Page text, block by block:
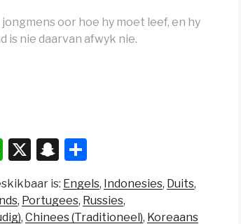
jongmens oor hoe hy moet leef, en hy
is nie daarvan afwyk nie.
W
h
at
s
X
S
n
a
p
h
ar
e
is: Engels Indonesies Duits
Portugees Russies
Chinees (Traditioneel) Koreaans